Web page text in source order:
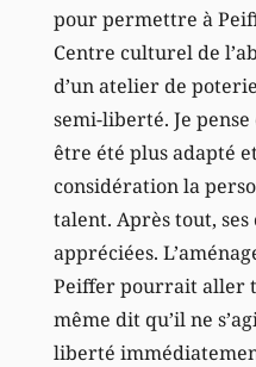
pour permettre à
Centre culturel de
d’un atelier de
semi-liberté. Je
être été plus adapté
considération la
talent. Après tout, ses
appréciées.
Peiffer pourrait aller
même dit qu’il ne
liberté